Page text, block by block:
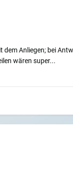
Anliegen; bei
wären super...